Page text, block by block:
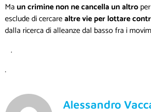
Maun crimine non ne cancella un altro
esclude di cercarealtre vie per lottare
dalla ricerca di alleanze dal basso fra i
.
.
Alessandro